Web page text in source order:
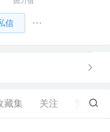
信
藏集 关注 39